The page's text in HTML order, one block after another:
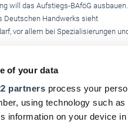
of your data
partners process your
using technology such
information on your device in
will das Aufstiegs-BAföG
Deutschen Handwerks sieht
vor allem bei Spezialisierungen